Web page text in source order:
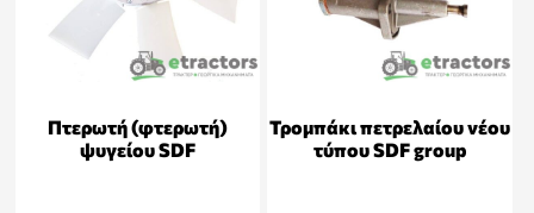
Πτερωτή (φτερωτή)
ψυγείου SDF
Τρομπάκι πετρελαίου νέου
τύπου SDF group